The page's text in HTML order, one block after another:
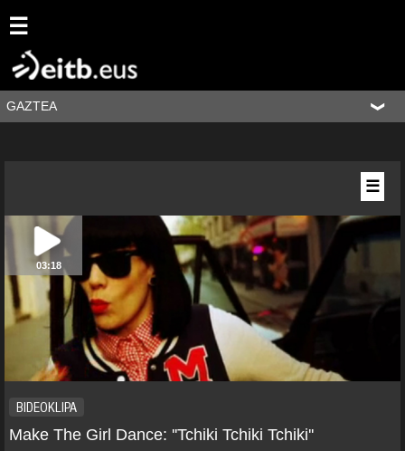
☰
GAZTEA
03:18
BIDEOKLIPA
Make The Girl Dance: ''Tchiki Tchiki Tchiki''
☰